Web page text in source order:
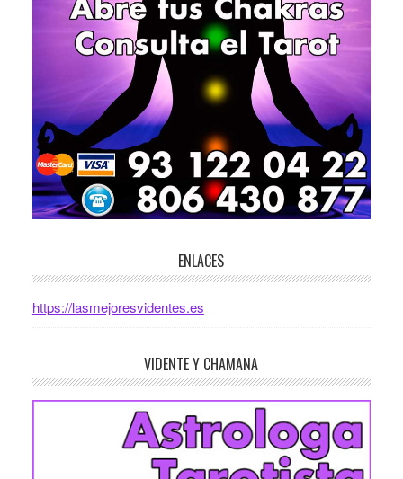
ENLACES
https://lasmejoresvidentes.es
VIDENTE Y CHAMANA